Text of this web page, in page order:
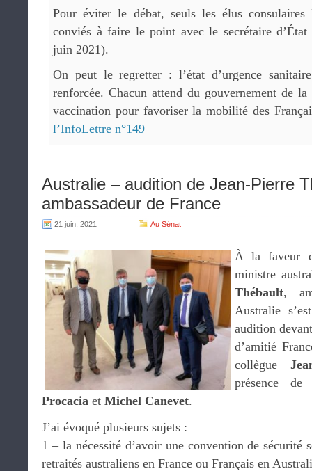
Pour éviter le débat, seuls les élus
conviés à faire le point avec le secrétaire
juin 2021).
On peut le regretter : l’état d’urgence
renforcée. Chacun attend du gouvernement de
vaccination pour favoriser la mobilité des
l’InfoLettre n°149
Australie – audition de Jean-Pierre
ambassadeur de France
21 juin, 2021 Au Sénat
À la faveur
ministre
Thébault,
Australie
audition
d’amitié
collègue
présence
Procacia et Michel Canevet.
J’ai évoqué plusieurs sujets :
1 – la nécessité d’avoir une convention de sécurité
retraités australiens en France ou Français en